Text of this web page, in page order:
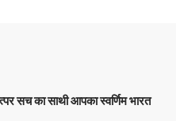
सच का साथी आपका स्वर्णिम भारत